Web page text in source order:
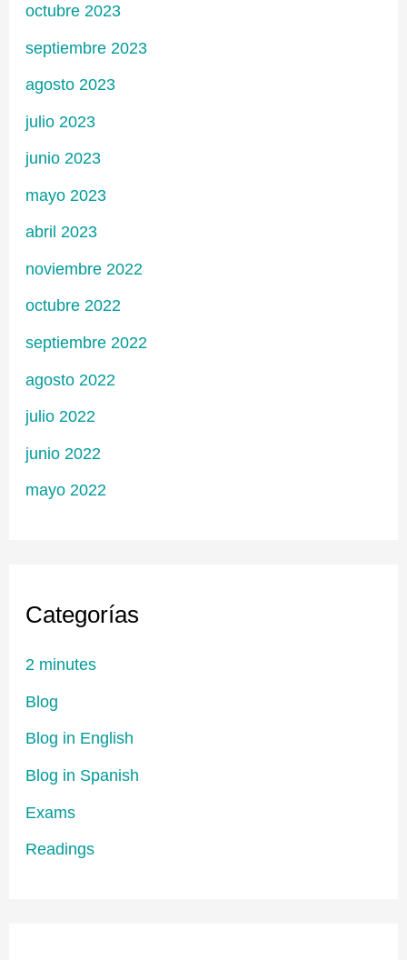
octubre 2023
septiembre 2023
agosto 2023
julio 2023
junio 2023
mayo 2023
abril 2023
noviembre 2022
octubre 2022
septiembre 2022
agosto 2022
julio 2022
junio 2022
mayo 2022
Categorías
2 minutes
Blog
Blog in English
Blog in Spanish
Exams
Readings